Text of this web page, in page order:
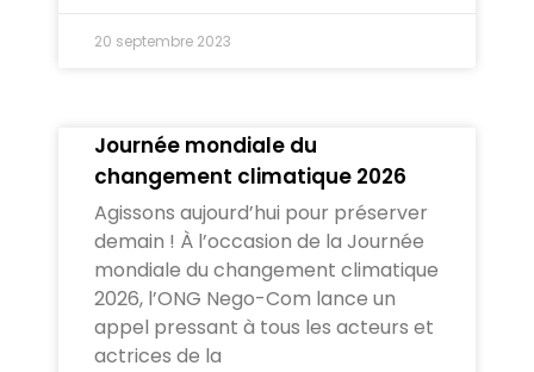
20 septembre 2023
Journée mondiale du
changement climatique 2026
Agissons aujourd’hui pour préserver
demain ! À l’occasion de la Journée
mondiale du changement climatique
2026, l’ONG Nego-Com lance un
appel pressant à tous les acteurs et
actrices de la